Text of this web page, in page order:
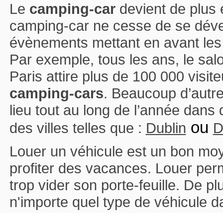
Le camping-cardevient de plus
camping-car ne cesse de se
évènements mettant en avant les
Par exemple, tous les ans, le
Paris attire plus de 100 000
camping-cars. Beaucoup
lieu tout au long de l’année
des villes telles que : Dublin ou
Louer un véhicule est un bon
profiter des vacances. Louer
trop vider son porte-feuille. De
n'importe quel type de véhicule